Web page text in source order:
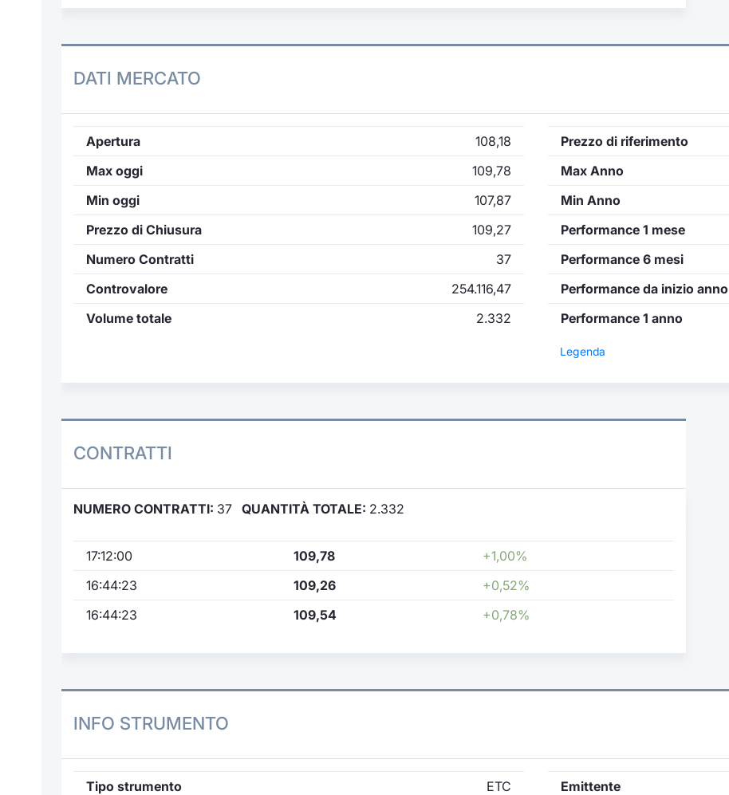
DATI MERCATO
Apertura
108,18
Max oggi
109,78
Min oggi
107,87
Prezzo di Chiusura
109,27
Numero Contratti
37
Controvalore
254.116,47
Volume totale
2.332
Prezzo di riferimento
Max Anno
Min Anno
Performance 1 mese
Performance 6 mesi
Performance da inizio anno
Performance 1 anno
Legenda
CONTRATTI
NUMERO CONTRATTI: 37 QUANTITÀ TOTALE: 2.332
17:12:00 109,78
+1,00%
16:44:23
109,26
+0,52%
16:44:23
109,54 +0,78%
INFO STRUMENTO
Tipo strumento
ETC
Emittente